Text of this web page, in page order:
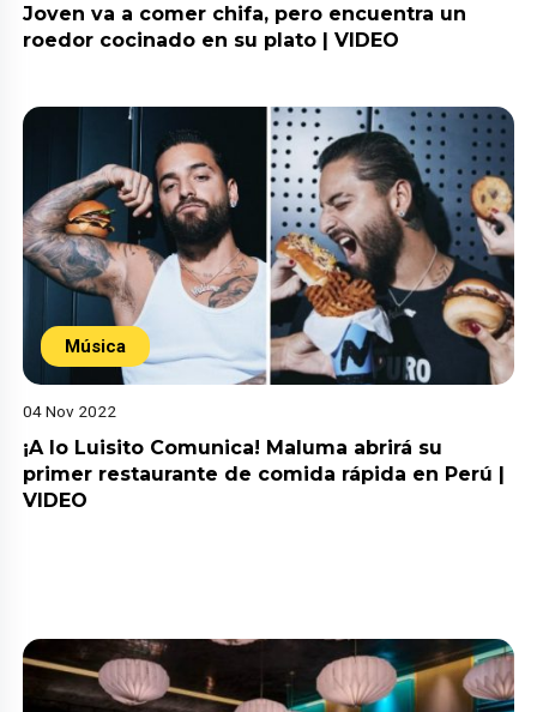
Joven va a comer chifa, pero encuentra un
roedor cocinado en su plato | VIDEO
Música
04 Nov 2022
¡A lo Luisito Comunica! Maluma abrirá su
primer restaurante de comida rápida en Perú |
VIDEO